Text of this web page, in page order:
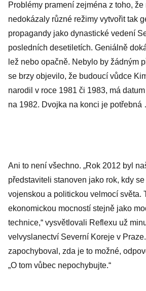
Problémy pramení zejména z toho,
nedokázaly různé režimy vytvořit tak
propagandy jako dynastické vedení
posledních desetiletích. Geniálně
lež nebo opačně. Nebylo by žádným
se brzy objevilo, že budoucí vůdce
narodil v roce 1981 či 1983, má
na 1982. Dvojka na konci je potřebná
Ani to není všechno. „Rok 2012 byl
představiteli stanoven jako rok, kdy
vojenskou a politickou velmocí světa.
ekonomickou mocností stejně jako
technice,“ vysvětlovali Reflexu už
velvyslanectví Severní Koreje v
zapochyboval, zda je to možné,
„O tom vůbec nepochybujte.“